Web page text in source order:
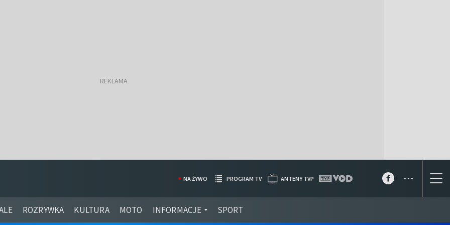
ROZRYWKA KULTURA MOTO INFORMACJE SPORT
NA ŻYWO PROGRAM TV ANTENY TVP ...